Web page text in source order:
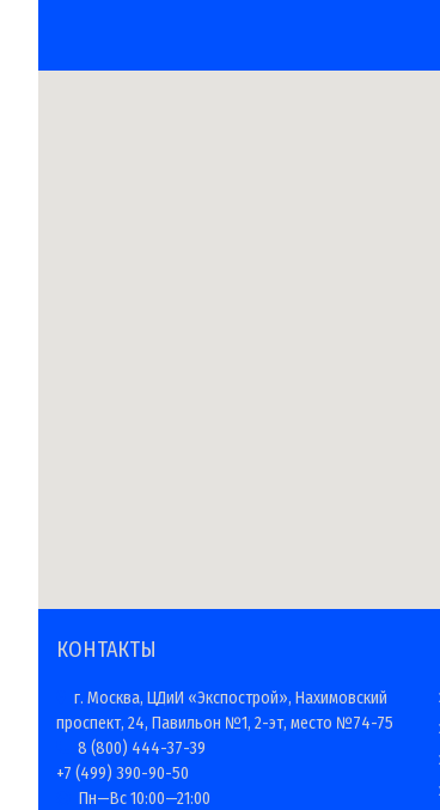
КОНТАКТЫ
г. Москва, ЦДиИ «Экспострой», Нахимовский
проспект, 24, Павильон №1, 2-эт, место №74-75
8 (800) 444-37-39
+7 (499) 390-90-50
Пн—Вс 10:00—21:00